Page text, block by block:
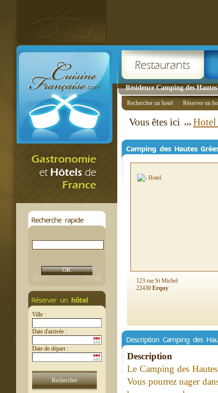
Résidence Camping des
Recherche rapide
Réserver un hôtel
Ville :
Date d'arrivée :
Date de départ :
Rechercher un hotel Réserver un
Vous êtes ici Hotel
Camping des Hautes
123 rue St Michel
22430 Erquy
Description Camping des
Description
Le Camping des
Vous pourrez nager